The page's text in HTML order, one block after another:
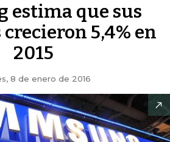
estima que sus
5,4% en
2015
8 de enero de 2016